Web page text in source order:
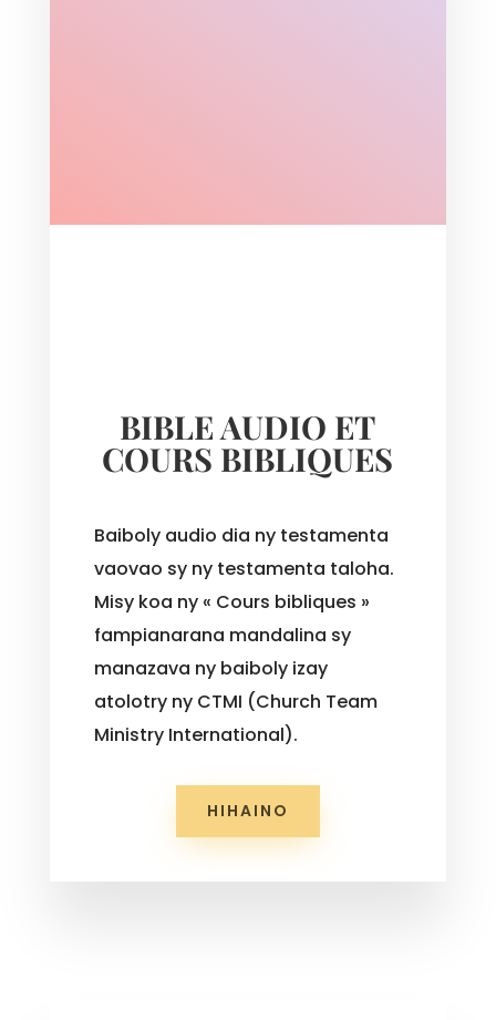
BIBLE AUDIO ET
COURS BIBLIQUES
Baiboly audio dia ny testamenta
vaovao sy ny testamenta taloha.
Misy koa ny « Cours bibliques »
fampianarana mandalina sy
manazava ny baiboly izay
atolotry ny CTMI (Church Team
Ministry International).
HIHAINO